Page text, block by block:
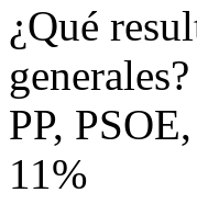
¿Qué
generales?
PP,
11%